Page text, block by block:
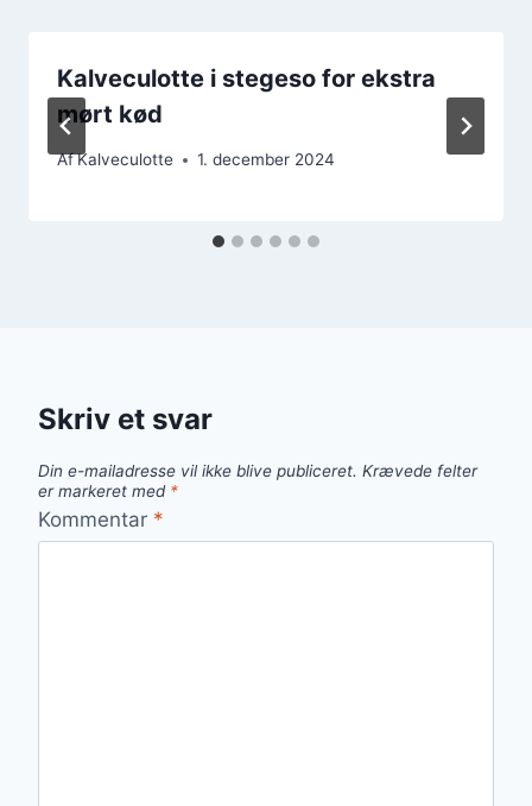
Kalveculotte i stegeso for ekstra
mørt kød
AfKalveculotte 1. december 2024
Skriv et svar
Din e-mailadresse vil ikke blive publiceret. Krævede felter
er markeret med *
Kommentar *